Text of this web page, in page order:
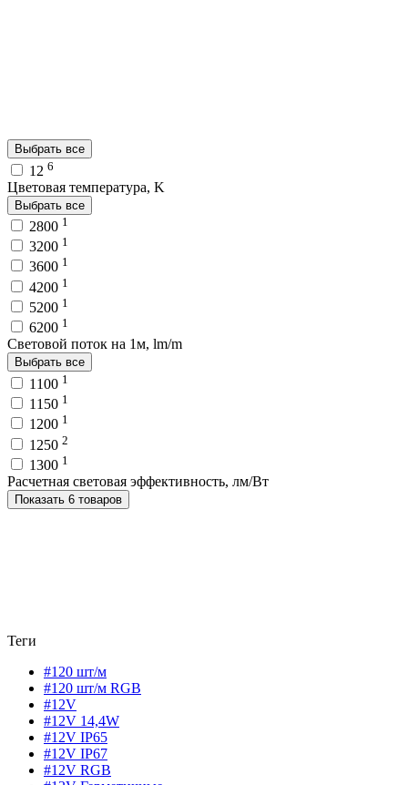
Выбрать все
12 6
Цветовая температура, K
Выбрать все
2800 1
3200 1
3600 1
4200 1
5200 1
6200 1
Световой поток на 1м, lm/m
Выбрать все
1100 1
1150 1
1200 1
1250 2
1300 1
Расчетная световая эффективность, лм/Вт
Показать 6 товаров
Теги
#120 шт/м
#120 шт/м RGB
#12V
#12V 14,4W
#12V IP65
#12V IP67
#12V RGB